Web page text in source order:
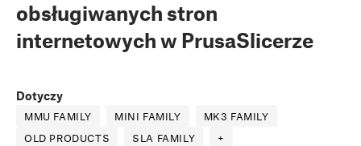
obsługiwanych stron
internetowych w PrusaSlicerze
Dotyczy
MMU FAMILY MINI FAMILY
MK3 FAMILY
OLD PRODUCTS
SLA FAMILY +